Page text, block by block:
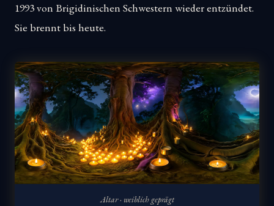
1993 von Brigidinischen Schwestern wieder entzündet.
Sie brennt bis heute.
Altar · weiblich geprägt